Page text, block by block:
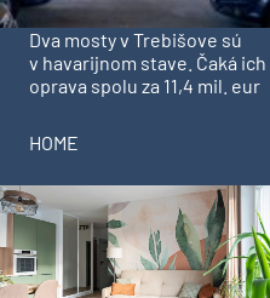
Dva mosty v Trebišove sú
v havarijnom stave. Čaká ich
oprava spolu za 11,4 mil. eur
HOME